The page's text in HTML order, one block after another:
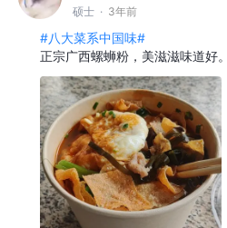
硕士 · 3年前
#八大菜系中国味#
正宗广西螺蛳粉，美滋滋味道好